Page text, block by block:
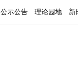
公示公告 理论园地 新